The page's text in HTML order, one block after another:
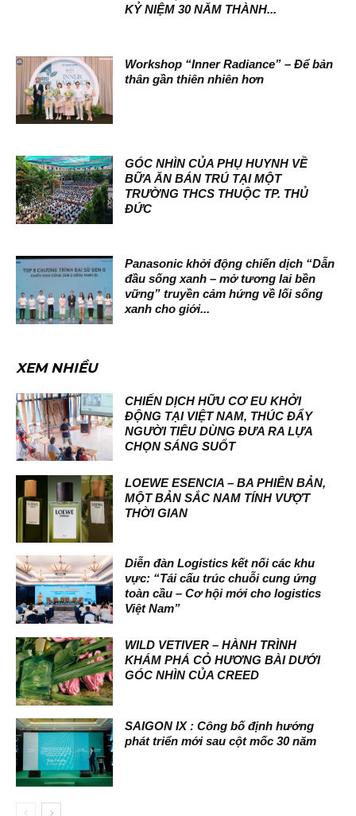
KỶ NIỆM 30 NĂM THÀNH...
Workshop “Inner Radiance” – Để bản
thân gần thiên nhiên hơn
GÓC NHÌN CỦA PHỤ HUYNH VỀ
BỮA ĂN BÁN TRÚ TẠI MỘT
TRƯỜNG THCS THUỘC TP. THỦ
ĐỨC
Panasonic khởi động chiến dịch “Dẫn
đầu sống xanh – mở tương lai bền
vững” truyền cảm hứng về lối sống
xanh cho giới...
XEM NHIỀU
CHIẾN DỊCH HỮU CƠ EU KHỞI
ĐỘNG TẠI VIỆT NAM, THÚC ĐẨY
NGƯỜI TIÊU DÙNG ĐƯA RA LỰA
CHỌN SÁNG SUỐT
LOEWE ESENCIA – BA PHIÊN BẢN,
MỘT BẢN SẮC NAM TÍNH VƯỢT
THỜI GIAN
Diễn đàn Logistics kết nối các khu
vực: “Tái cấu trúc chuỗi cung ứng
toàn cầu – Cơ hội mới cho logistics
Việt Nam”
WILD VETIVER – HÀNH TRÌNH
KHÁM PHÁ CỎ HƯƠNG BÀI DƯỚI
GÓC NHÌN CỦA CREED
SAIGON IX : Công bố định hướng
phát triển mới sau cột mốc 30 năm